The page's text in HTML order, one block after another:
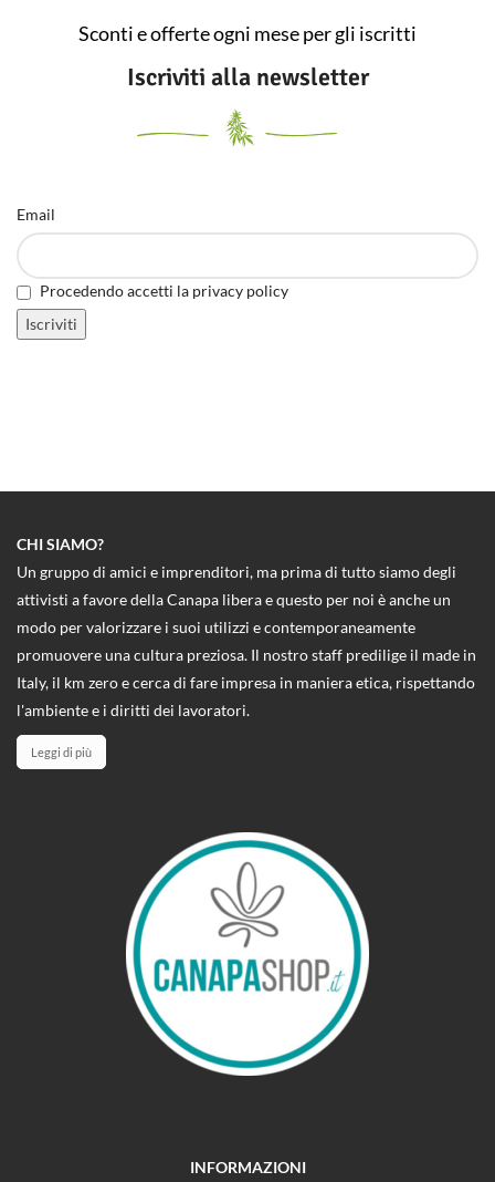
Sconti e offerte ogni mese per gli iscritti
Iscriviti alla newsletter
Email
Procedendo accetti la privacy policy
CHI SIAMO?
Un gruppo di amici e imprenditori, ma prima di tutto siamo degli
attivisti a favore della Canapa libera e questo per noi è anche un
modo per valorizzare i suoi utilizzi e contemporaneamente
promuovere una cultura preziosa. Il nostro staff predilige il made in
Italy, il km zero e cerca di fare impresa in maniera etica, rispettando
l'ambiente e i diritti dei lavoratori.
Leggi di più
INFORMAZIONI